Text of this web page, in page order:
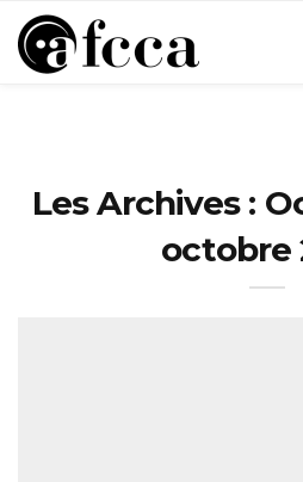
Les Archives :
octobre